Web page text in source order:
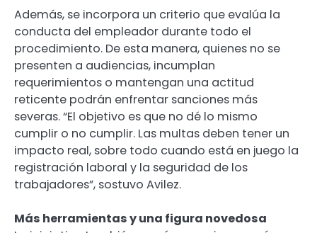
Además, se incorpora un criterio que evalúa la
conducta del empleador durante todo el
procedimiento. De esta manera, quienes no se
presenten a audiencias, incumplan
requerimientos o mantengan una actitud
reticente podrán enfrentar sanciones más
severas. “El objetivo es que no dé lo mismo
cumplir o no cumplir. Las multas deben tener un
impacto real, sobre todo cuando está en juego la
registración laboral y la seguridad de los
trabajadores”, sostuvo Avilez.
Más herramientas y una figura novedosa